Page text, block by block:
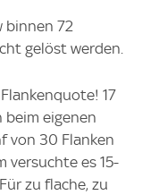
binnen 72
gelöst werden.
17
beim eigenen
von 30 Flanken
versuchte es 15-
zu flache, zu